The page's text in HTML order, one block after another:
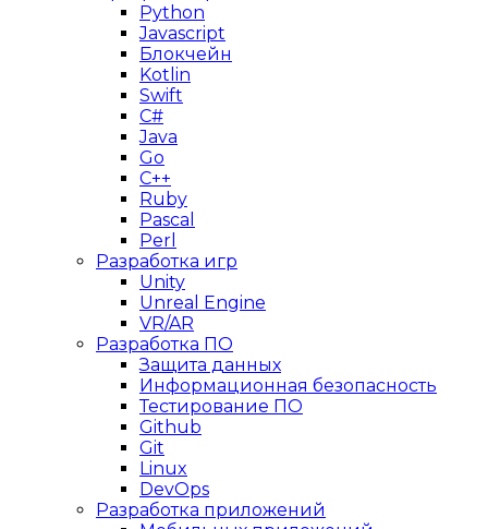
Python
Javascript
Блокчейн
Kotlin
Swift
C#
Java
Go
C++
Ruby
Pascal
Perl
Разработка игр
Unity
Unreal Engine
VR/AR
Разработка ПО
Защита данных
Информационная безопасность
Тестирование ПО
Github
Git
Linux
DevOps
Разработка приложений